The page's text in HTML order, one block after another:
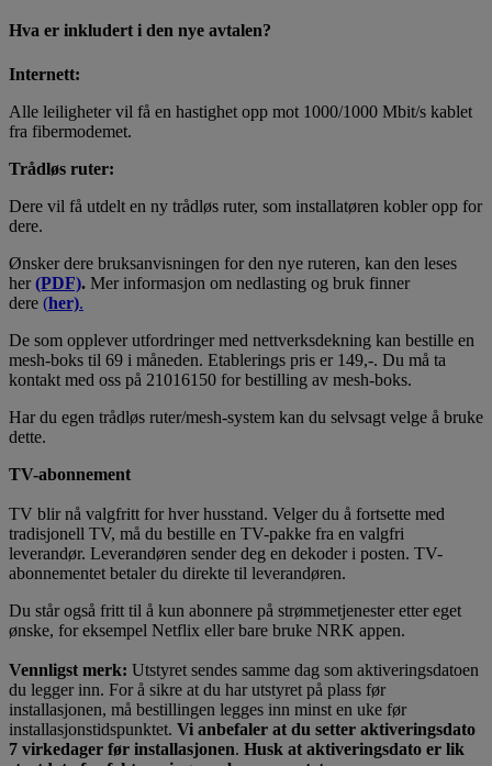
Hva er inkludert i den nye avtalen?
Internett:
Alle leiligheter vil få en hastighet opp mot 1000/1000 Mbit/s kablet
fra fibermodemet.
Trådløs ruter:
Dere vil få utdelt en ny trådløs ruter, som installatøren kobler opp for
dere.
Ønsker dere bruksanvisningen for den nye ruteren, kan den leses
her(PDF). Mer informasjon om nedlasting og bruk finner
dere (her).
De som opplever utfordringer med nettverksdekning kan bestille en
mesh-boks til 69 i måneden. Etablerings pris er 149,-. Du må ta
kontakt med oss på 21016150 for bestilling av mesh-boks.
Har du egen trådløs ruter/mesh-system kan du selvsagt velge å bruke
dette.
TV-abonnement
TV blir nå valgfritt for hver husstand. Velger du å fortsette med
tradisjonell TV, må du bestille en TV-pakke fra en valgfri
leverandør. Leverandøren sender deg en dekoder i posten. TV-
abonnementet betaler du direkte til leverandøren.
Du står også fritt til å kun abonnere på strømmetjenester etter eget
ønske, for eksempel Netflix eller bare bruke NRK appen.
Vennligst merk: Utstyret sendes samme dag som aktiveringsdatoen
du legger inn. For å sikre at du har utstyret på plass før
installasjonen, må bestillingen legges inn minst en uke før
installasjonstidspunktet. Vi anbefaler at du setter aktiveringsdato
7 virkedager før installasjonen. Husk at aktiveringsdato er lik